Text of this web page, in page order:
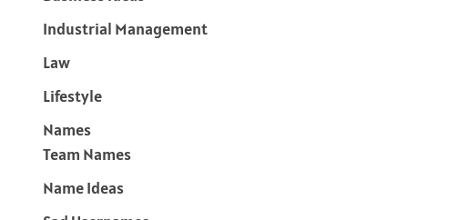
Industrial Management
Law
Lifestyle
Names
Team Names
Name Ideas